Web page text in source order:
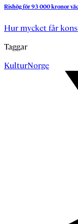
Rishögför93 000kronor
Hur mycket får
Taggar
KulturNorge